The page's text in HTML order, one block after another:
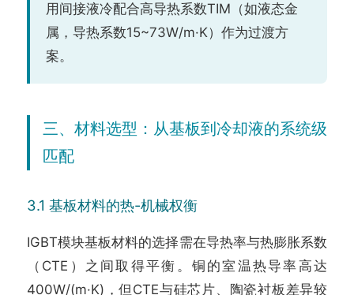
用间接液冷配合高导热系数TIM（如液态金
属，导热系数15~73W/m·K）作为过渡方
案。
三、材料选型：从基板到冷却液的系统级
匹配
3.1 基板材料的热-机械权衡
IGBT模块基板材料的选择需在导热率与热膨胀系数
（CTE）之间取得平衡。铜的室温热导率高达
400W/(m·K)，但CTE与硅芯片、陶瓷衬板差异较